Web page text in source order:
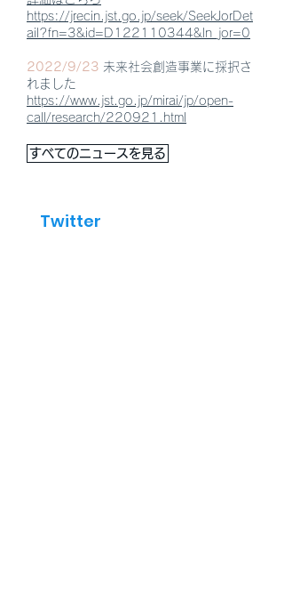
https://jrecin.jst.go.jp/seek/SeekJorDet
ail?fn=3&id=D122110344&ln_jor=0
2022/9/23 未来社会創造事業に採択さ
れました
https://www.jst.go.jp/mirai/jp/open-
call/research/220921.html
すべてのニュースを見る
Twitter